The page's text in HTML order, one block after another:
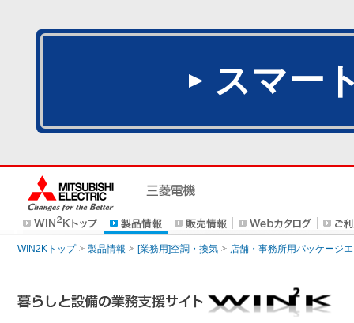
スマー
WIN2Kトップ 製品情報 [業務用]空調・換気 店舗・事務所用パッケージ